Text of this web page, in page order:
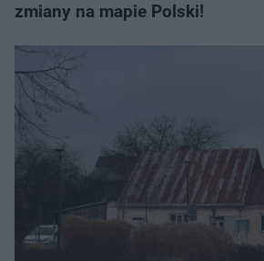
zmiany na mapie Polski!